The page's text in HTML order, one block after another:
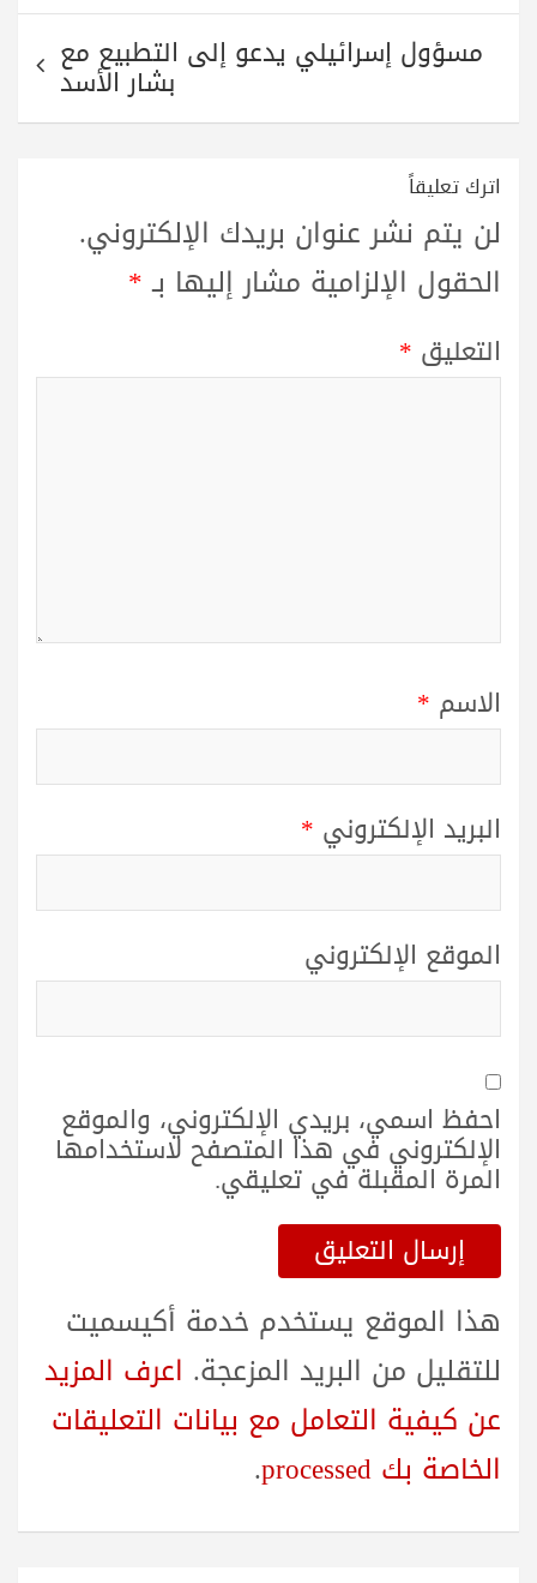
مسؤول إسرائيلي يدعو إلى التطبيع مع
بشار الأسد
اترك تعليقاً
لن يتم نشر عنوان بريدك الإلكتروني.
الحقول الإلزامية مشار إليها بـ*
التعليق *
الاسم *
البريد الإلكتروني *
الموقع الإلكتروني
احفظ اسمي، بريدي الإلكتروني، والموقع
الإلكتروني في هذا المتصفح لاستخدامها
المرة المقبلة في تعليقي.
هذا الموقع يستخدم خدمة أكيسميت
للتقليل من البريد المزعجة. اعرف المزيد
عن كيفية التعامل مع بيانات التعليقات
الخاصة بك processed
.